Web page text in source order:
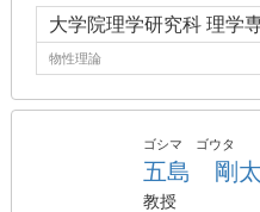
大学院理学研究科 理学
物性理論
ゴシマ ゴウタ
五島 剛太
教授